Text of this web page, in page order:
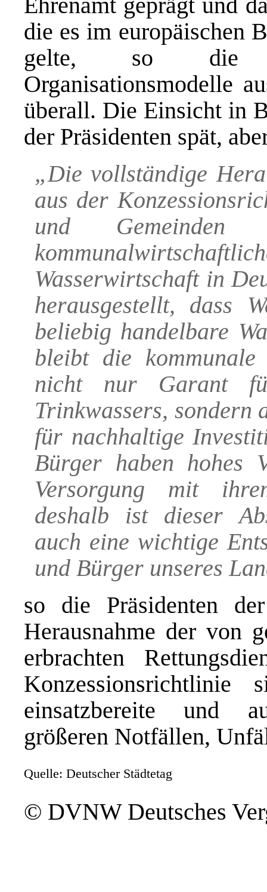
die es im europäischen
gelte, so die
Organisationsmodelle
überall. Die Einsicht in
der Präsidenten spät,
„Die vollständige
aus der
und Gemeinden
Wasserwirtschaft in
herausgestellt, dass
beliebig handelbare
bleibt die kommunale
nicht nur Garant
Trinkwassers, sondern
für nachhaltige
Bürger haben hohes
Versorgung mit
deshalb ist dieser
auch eine wichtige
und Bürger unseres
so die Präsidenten
Herausnahme der von
erbrachten
Konzessionsrichtlinie
einsatzbereite und
größeren Notfällen,
Quelle: Deutscher Städtetag